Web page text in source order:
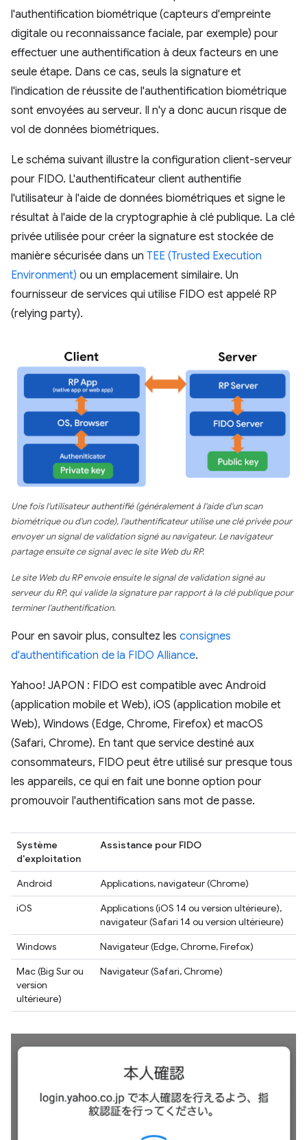
l'authentification biométrique (capteurs d'empreinte
digitale ou reconnaissance faciale, par exemple) pour
effectuer une authentification à deux facteurs en une
seule étape. Dans ce cas, seuls la signature et
l'indication de réussite de l'authentification biométrique
sont envoyées au serveur. Il n'y a donc aucun risque de
vol de données biométriques.
Le schéma suivant illustre la configuration client-serveur
pour FIDO. L'authentificateur client authentifie
l'utilisateur à l'aide de données biométriques et signe le
résultat à l'aide de la cryptographie à clé publique. La clé
privée utilisée pour créer la signature est stockée de
manière sécurisée dans un TEE (Trusted Execution
Environment) ou un emplacement similaire. Un
fournisseur de services qui utilise FIDO est appelé RP
(relying party).
Une fois l'utilisateur authentifié (généralement à l'aide d'un scan
biométrique ou d'un code), l'authentificateur utilise une clé privée pour
envoyer un signal de validation signé au navigateur. Le navigateur
partage ensuite ce signal avec le site Web du RP.
Le site Web du RP envoie ensuite le signal de validation signé au
serveur du RP, qui valide la signature par rapport à la clé publique pour
terminer l'authentification.
Pour en savoir plus, consultez les consignes
d'authentification de la FIDO Alliance.
Yahoo! JAPON : FIDO est compatible avec Android
(application mobile et Web), iOS (application mobile et
Web), Windows (Edge, Chrome, Firefox) et macOS
(Safari, Chrome). En tant que service destiné aux
consommateurs, FIDO peut être utilisé sur presque tous
les appareils, ce qui en fait une bonne option pour
promouvoir l'authentification sans mot de passe.
Système
d'exploitation
Assistance pour FIDO
Android
Applications, navigateur (Chrome)
iOS
Applications (iOS 14 ou version ultérieure),
navigateur (Safari 14 ou version ultérieure)
Windows
Navigateur (Edge, Chrome, Firefox)
Mac (Big Sur ou
version
ultérieure)
Navigateur (Safari, Chrome)